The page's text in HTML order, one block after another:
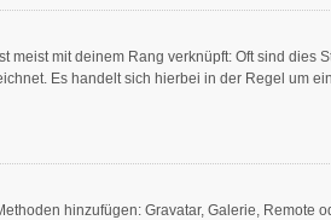
mit deinem Rang verknüpft: Oft sind dies
Es handelt sich hierbei in der Regel um
hinzufügen: Gravatar, Galerie, Remote